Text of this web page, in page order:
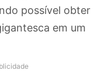
possível obter
em um